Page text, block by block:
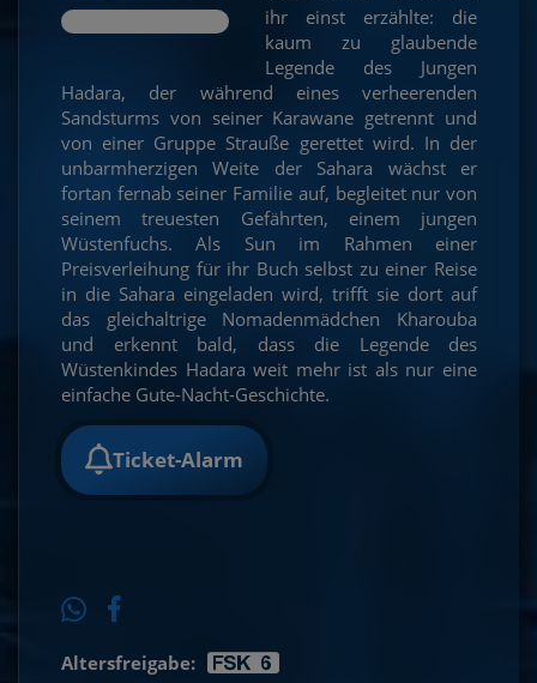
ihr einst erzählte: die
kaum zu glaubende
Legende des Jungen
Hadara, der während eines verheerenden
Sandsturms von seiner Karawane getrennt und
von einer Gruppe Strauße gerettet wird. In der
unbarmherzigen Weite der Sahara wächst er
fortan fernab seiner Familie auf, begleitet nur von
seinem treuesten Gefährten, einem jungen
Wüstenfuchs. Als Sun im Rahmen einer
Preisverleihung für ihr Buch selbst zu einer Reise
in die Sahara eingeladen wird, trifft sie dort auf
das gleichaltrige Nomadenmädchen Kharouba
und erkennt bald, dass die Legende des
Wüstenkindes Hadara weit mehr ist als nur eine
einfache Gute-Nacht-Geschichte.
Ticket-Alarm
Altersfreigabe: